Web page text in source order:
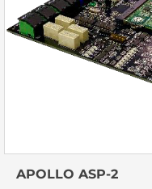
APOLLO ASP-2